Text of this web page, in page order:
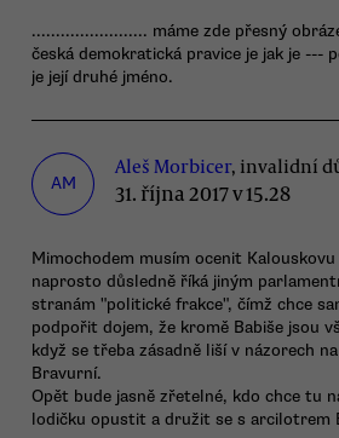
........................ máme zde přesný
česká demokratická pravice je jak je ---
je její druhé jméno.
AM
Aleš Morbicer, invalidní
31. října 2017 v 15.28
Mimochodem musím ocenit
naprosto důsledně říká jiným
stranám "politické frakce", čímž chce
podpořit dojem, že kromě Babiše jsou
když se třeba zásadně liší v názorech
Bravurní.
Opět bude jasně zřetelné, kdo chce tu
lodičku opustit a družit se s arcilotrem